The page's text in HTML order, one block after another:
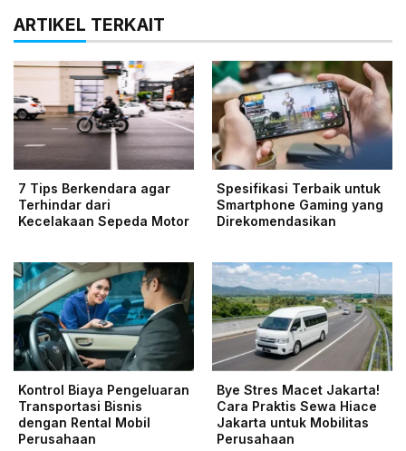
ARTIKEL TERKAIT
7 Tips Berkendara agar
Terhindar dari
Kecelakaan Sepeda Motor
Spesifikasi Terbaik untuk
Smartphone Gaming yang
Direkomendasikan
Kontrol Biaya Pengeluaran
Transportasi Bisnis
dengan Rental Mobil
Perusahaan
Bye Stres Macet Jakarta!
Cara Praktis Sewa Hiace
Jakarta untuk Mobilitas
Perusahaan